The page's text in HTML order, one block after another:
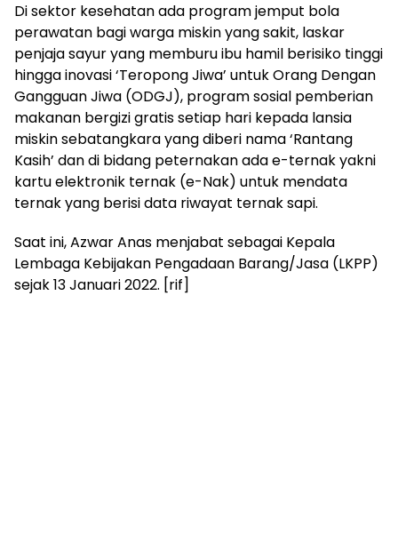
Di sektor kesehatan ada program jemput bola
perawatan bagi warga miskin yang sakit, laskar
penjaja sayur yang memburu ibu hamil berisiko tinggi
hingga inovasi ‘Teropong Jiwa’ untuk Orang Dengan
Gangguan Jiwa (ODGJ), program sosial pemberian
makanan bergizi gratis setiap hari kepada lansia
miskin sebatangkara yang diberi nama ‘Rantang
Kasih’ dan di bidang peternakan ada e-ternak yakni
kartu elektronik ternak (e-Nak) untuk mendata
ternak yang berisi data riwayat ternak sapi.
Saat ini, Azwar Anas menjabat sebagai Kepala
Lembaga Kebijakan Pengadaan Barang/Jasa (LKPP)
sejak 13 Januari 2022. [rif]